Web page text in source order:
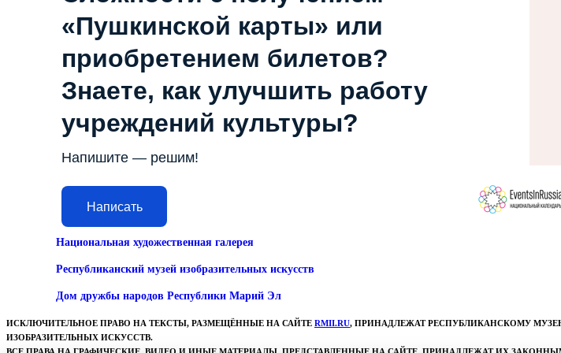
«Пушкинской карты» или
приобретением билетов?
Знаете, как улучшить работу
учреждений культуры?
Напишите — решим!
Написать
Национальная художественная галерея
Республиканский музей изобразительных искусств
Дом дружбы народов Республики Марий Эл
ИСКЛЮЧИТЕЛЬНОЕ ПРАВО НА ТЕКСТЫ, РАЗМЕЩЁННЫЕ НА САЙТЕ RMII.RU, ПРИНАДЛЕЖАТ РЕСПУБЛИКАНСКОМУ
ИЗОБРАЗИТЕЛЬНЫХ ИСКУССТВ.